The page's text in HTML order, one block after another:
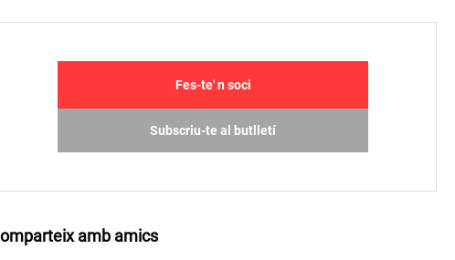
Fes-te' n soci
Subscriu-te al butlletí
amb amics